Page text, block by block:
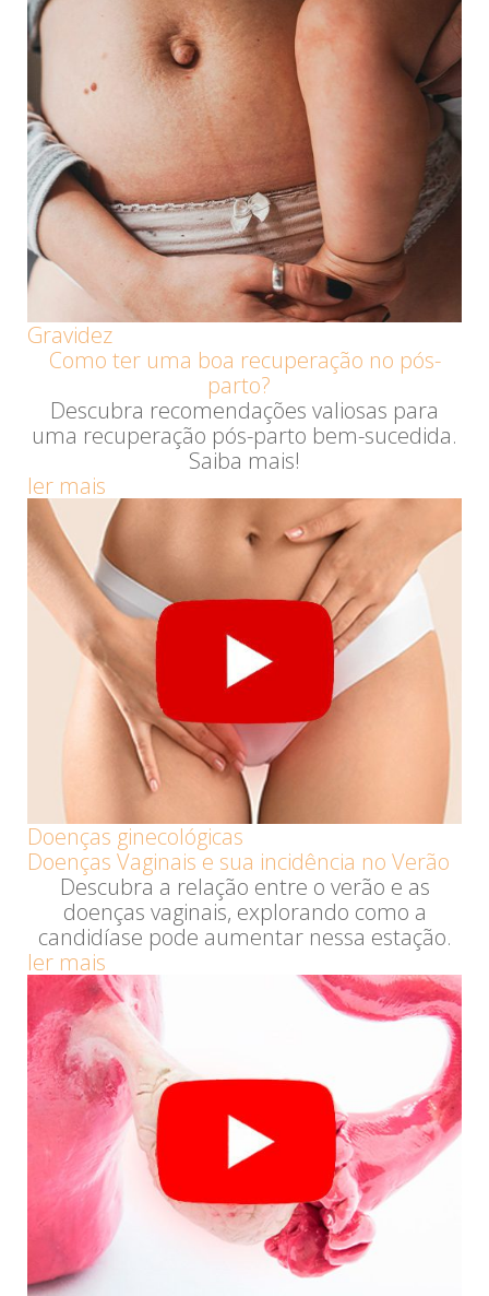
Gravidez
Como ter uma boa recuperação no pós-
parto?
Descubra recomendações valiosas para
uma recuperação pós-parto bem-sucedida.
Saiba mais!
ler mais
Doenças ginecológicas
Doenças Vaginais e sua incidência no Verão
Descubra a relação entre o verão e as
doenças vaginais, explorando como a
candidíase pode aumentar nessa estação.
ler mais